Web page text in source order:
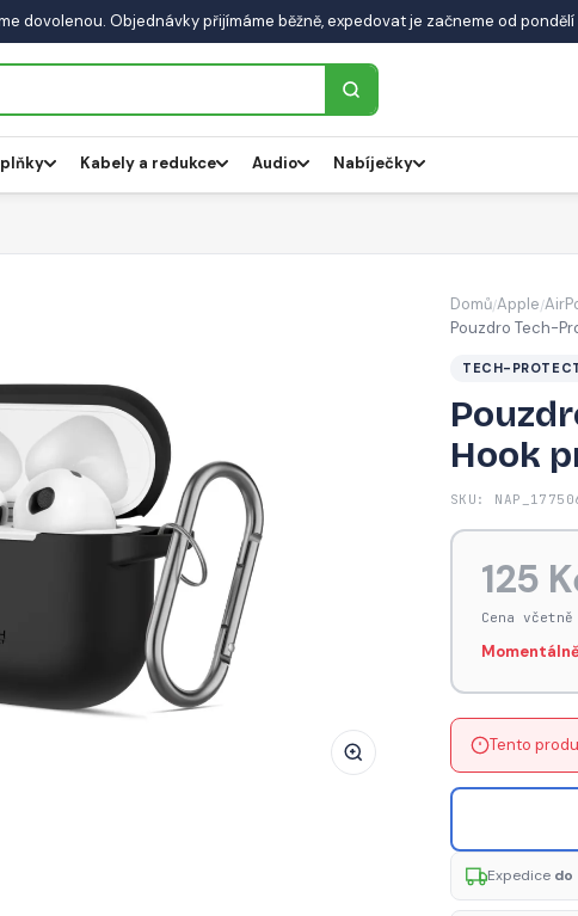
dovolenou. Objednávky přijímáme běžně, expedovat je začneme od pondělí
Kabely a redukce Audio Nabíječky
pro
Domů/Apple/
Pouzdro Tech-
TECH-
Hook
SKU:
125
Cena
Tento
Expedice do